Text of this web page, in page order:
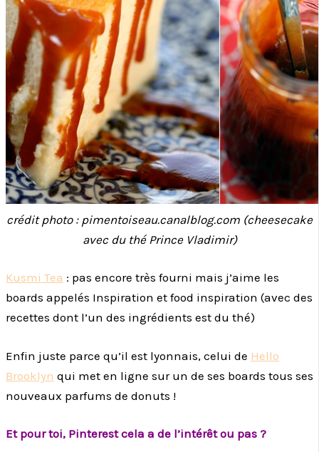
crédit photo : pimentoiseau.canalblog.com (cheesecake
avec du thé Prince Vladimir)
Kusmi Tea : pas encore très fourni mais j’aime les
boards appelés Inspiration et food inspiration (avec des
recettes dont l’un des ingrédients est du thé)
Enfin juste parce qu’il est lyonnais, celui de Hello
Brooklyn qui met en ligne sur un de ses boards tous ses
nouveaux parfums de donuts !
Et pour toi, Pinterest cela a de l’intérêt ou pas ?